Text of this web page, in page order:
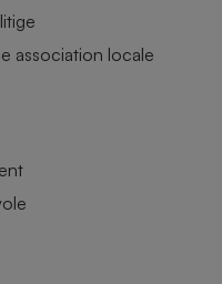
association locale